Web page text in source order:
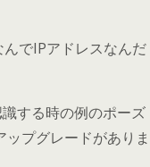
でIPアドレスなんだ
する時の例のポーズ
プグレードがありま